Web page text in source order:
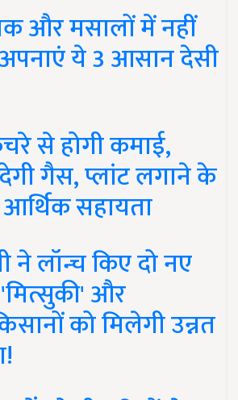
और मसालों में नहीं
ये 3 आसान देसी
से होगी कमाई,
गैस, प्लांट लगाने के
सहायता
लॉन्च किए दो नए
और
को मिलेगी उन्नत